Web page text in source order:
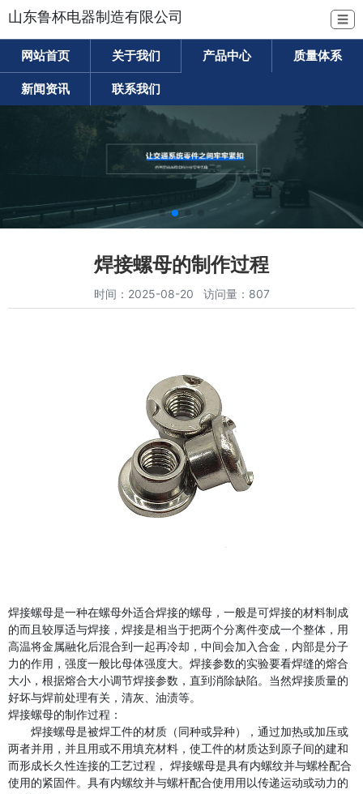
山东鲁杯电器制造有限公司 ☰
网站首页 关于我们 产品中心 质量体系
新闻资讯 联系我们
焊接螺母的制作过程
时间：2025-08-20 访问量：807
焊接螺母是一种在螺母外适合焊接的螺母，一般是可焊接的材料制成
的而且较厚适与焊接，焊接是相当于把两个分离件变成一个整体，用
高温将金属融化后混合到一起再冷却，中间会加入合金，内部是分子
力的作用，强度一般比母体强度大。焊接参数的实验要看焊缝的熔合
大小，根据熔合大小调节焊接参数，直到消除缺陷。当然焊接质量的
好坏与焊前处理有关，清灰、油渍等。
焊接螺母的制作过程：
焊接螺母是被焊工件的材质（同种或异种），通过加热或加压或
两者并用，并且用或不用填充材料，使工件的材质达到原子间的建和
而形成长久性连接的工艺过程， 焊接螺母是具有内螺纹并与螺栓配合
使用的紧固件。具有内螺纹并与螺杆配合使用用以传递运动或动力的